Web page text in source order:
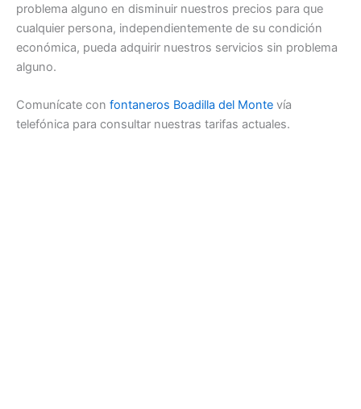
problema alguno en disminuir nuestros precios para que
cualquier persona, independientemente de su condición
económica, pueda adquirir nuestros servicios sin problema
alguno.
Comunícate con fontaneros Boadilla del Monte vía
telefónica para consultar nuestras tarifas actuales.